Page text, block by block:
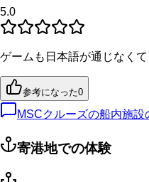
5.0
ゲームも日本語が通じなく
参考になった0
MSCクルーズの船内施設
寄港地での体験